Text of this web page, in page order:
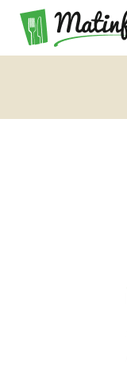
Navigasjon